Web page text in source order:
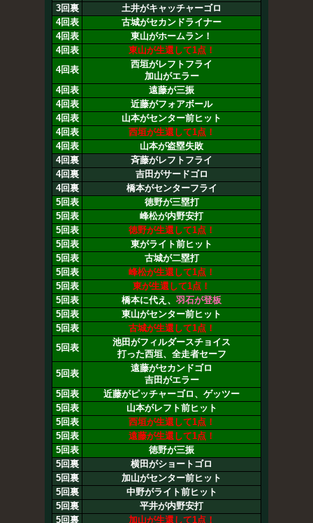
3回裏
土井がキャッチャーゴロ
4回表
古城がセカンドライナー
4回表
東山がホームラン！
4回表
東山が生還して1点！
4回表
西垣がレフトフライ
加山がエラー
4回表
遠藤が三振
4回表
近藤がフォアボール
4回表
山本がセンター前ヒット
4回表
西垣が生還して1点！
4回表
山本が盗塁失敗
4回裏
斉藤がレフトフライ
4回裏
吉田がサードゴロ
4回裏
橋本がセンターフライ
5回表
徳野が三塁打
5回表
峰松が内野安打
5回表
徳野が生還して1点！
5回表
東がライト前ヒット
5回表
古城が二塁打
5回表
峰松が生還して1点！
5回表
東が生還して1点！
5回表
橋本に代え、 羽石が登板
5回表
東山がセンター前ヒット
5回表
古城が生還して1点！
5回表
池田がフィルダースチョイス
打った西垣、全走者セーフ
5回表
遠藤がセカンドゴロ
吉田がエラー
5回表
近藤がピッチャーゴロ、ゲッツー
5回表
山本がレフト前ヒット
5回表
西垣が生還して1点！
5回表
遠藤が生還して1点！
5回表
徳野が三振
5回裏
横田がショートゴロ
5回裏
加山がセンター前ヒット
5回裏
中野がライト前ヒット
5回裏
平井が内野安打
5回裏
加山が生還して1点！